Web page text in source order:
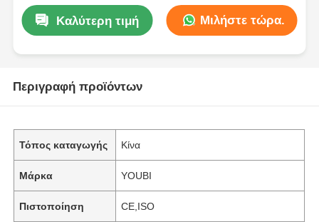
Καλύτερη τιμή Μιλήστε τώρα.
Περιγραφή προϊόντων
Τόπος καταγωγής Κίνα
Μάρκα YOUBI
Πιστοποίηση CE,ISO